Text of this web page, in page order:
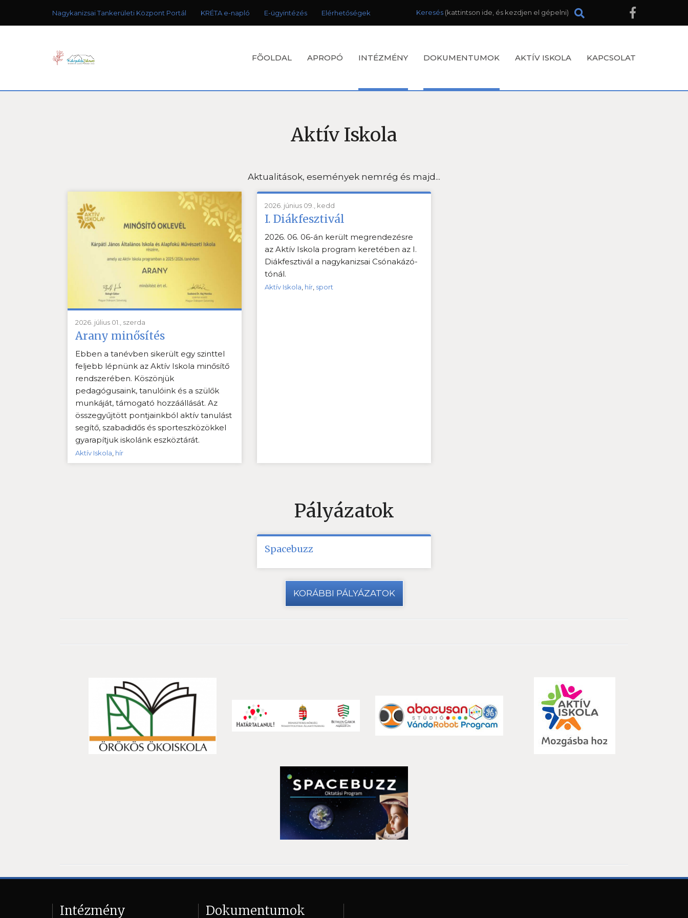
Nagykanizsai Tankerületi Központ Portál KRÉTA e-napló E-ügyintézés Elérhetőségek Keresés
FÕOLDAL APROPÓ INTÉZMÉNY DOKUMENTUMOK AKTÍV ISKOLA KAPCSOLAT
Aktív Iskola
Aktualitások, események nemrég és majd...
2026. július 01., szerda
Arany minősítés
Ebben a tanévben sikerült egy szinttel
feljebb lépnünk az Aktív Iskola minősítő
rendszerében. Köszönjük
pedagógusaink, tanulóink és a szülők
munkáját, támogató hozzáállását. Az
összegyűjtött pontjainkból aktív tanulást
segítő, szabadidős és sporteszközökkel
gyarapítjuk iskolánk eszköztárát.
Aktív Iskola, hír
2026. június 09., kedd
I. Diákfesztivál
2026. 06. 06-án került megrendezésre
az Aktív Iskola program keretében az I.
Diákfesztivál a nagykanizsai Csónakázó-
tónál.
Aktív Iskola hír sport
Pályázatok
Spacebuzz
KORÁBBI PÁLYÁZATOK
Intézmény Dokumentumok